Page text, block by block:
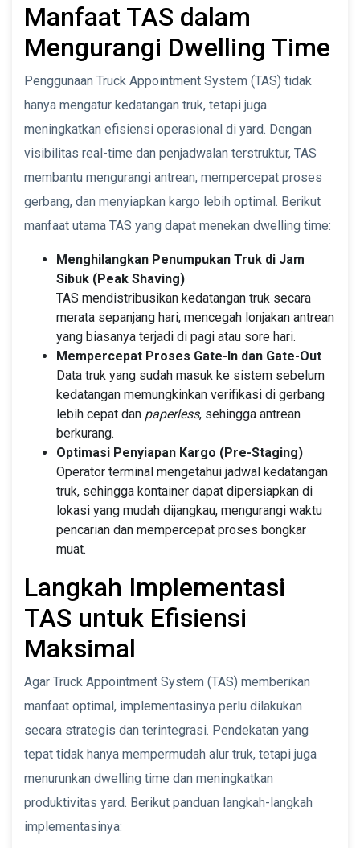
Manfaat TAS dalam
Mengurangi Dwelling Time
Penggunaan Truck Appointment System (TAS) tidak
hanya mengatur kedatangan truk, tetapi juga
meningkatkan efisiensi operasional di yard. Dengan
visibilitas real-time dan penjadwalan terstruktur, TAS
membantu mengurangi antrean, mempercepat proses
gerbang, dan menyiapkan kargo lebih optimal. Berikut
manfaat utama TAS yang dapat menekan dwelling time:
Menghilangkan Penumpukan Truk di Jam
Sibuk (Peak Shaving)
TAS mendistribusikan kedatangan truk secara
merata sepanjang hari, mencegah lonjakan antrean
yang biasanya terjadi di pagi atau sore hari.
Mempercepat Proses Gate-In dan Gate-Out
Data truk yang sudah masuk ke sistem sebelum
kedatangan memungkinkan verifikasi di gerbang
lebih cepat dan paperless, sehingga antrean
berkurang.
Optimasi Penyiapan Kargo (Pre-Staging)
Operator terminal mengetahui jadwal kedatangan
truk, sehingga kontainer dapat dipersiapkan di
lokasi yang mudah dijangkau, mengurangi waktu
pencarian dan mempercepat proses bongkar
muat.
Langkah Implementasi
TAS untuk Efisiensi
Maksimal
Agar Truck Appointment System (TAS) memberikan
manfaat optimal, implementasinya perlu dilakukan
secara strategis dan terintegrasi. Pendekatan yang
tepat tidak hanya mempermudah alur truk, tetapi juga
menurunkan dwelling time dan meningkatkan
produktivitas yard. Berikut panduan langkah-langkah
implementasinya: